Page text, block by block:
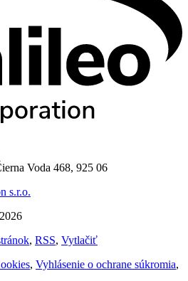
Voda 468, 925 06
s.r.o.
, RSS, Vytlačiť
, Vyhlásenie o ochrane súkromia,